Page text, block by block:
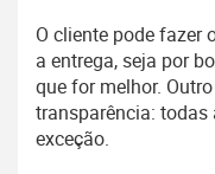
O cliente pode fazer
a entrega, seja por
que for melhor.
transparência: todas
exceção.